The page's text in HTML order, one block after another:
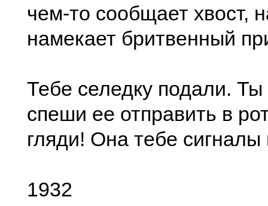
чем-то сообщает хвост,
намекает бритвенный
Тебе селедку подали.
спеши ее отправить в
гляди! Она тебе сигналы
1932